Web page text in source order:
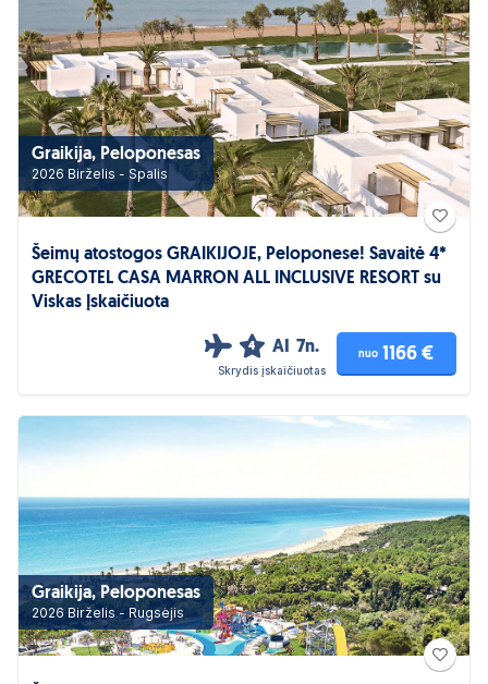
Graikija, Peloponesas
2026 Birželis - Spalis
Šeimų atostogos GRAIKIJOJE, Peloponese! Savaitė 4*
GRECOTEL CASA MARRON ALL INCLUSIVE RESORT su
Viskas Įskaičiuota
4 AI 7n.
Skrydis įskaičiuotas
nuo 1166 €
Graikija, Peloponesas
2026 Birželis - Rugsėjis